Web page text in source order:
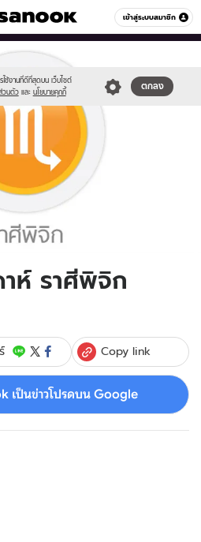
เข้าสู่ระบบสมาชิก
หมวดอื่นๆ
ใช้งานที่ดีที่สุดบน เว็บไซต์
วนตัว และ นโยบายคุกกี้
ตกลง
logo-08_scorpio.jpg
ห์ ราศีพิจิก
Copy link
เป็นข่าวโปรดบน Google